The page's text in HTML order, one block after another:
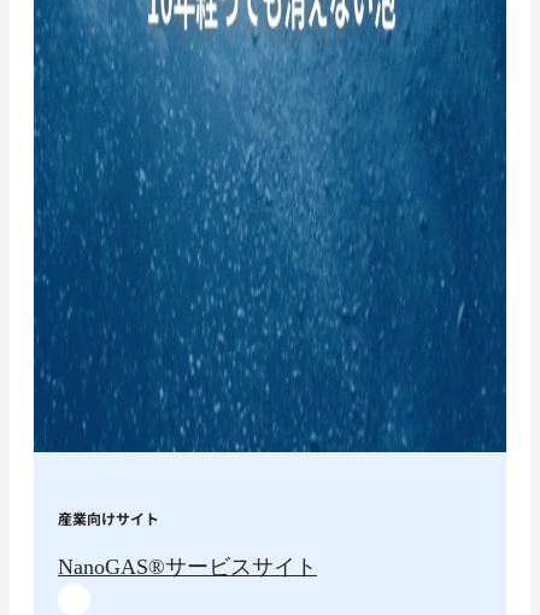
産業向けサイト
NanoGAS®︎サービスサイト